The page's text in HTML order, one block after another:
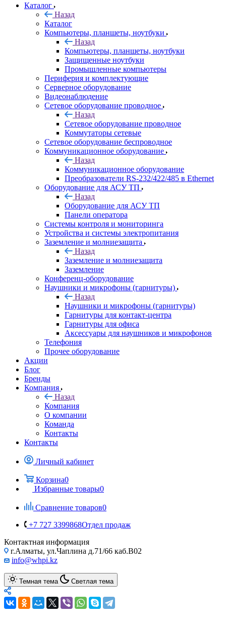
Каталог
Назад
Каталог
Компьютеры, планшеты, ноутбуки
Назад
Компьютеры, планшеты, ноутбуки
Защищенные ноутбуки
Промышленные компьютеры
Периферия и комплектующие
Серверное оборудование
Видеонаблюдение
Сетевое оборудование проводное
Назад
Сетевое оборудование проводное
Коммутаторы сетевые
Сетевое оборудование беспроводное
Коммуникационное оборудование
Назад
Коммуникационное оборудование
Преобразователи RS-232/422/485 в Ethernet
Оборудование для АСУ ТП
Назад
Оборудование для АСУ ТП
Панели оператора
Системы контроля и мониторинга
Устройства и системы электропитания
Заземление и молниезащита
Назад
Заземление и молниезащита
Заземление
Конференц-оборудование
Наушники и микрофоны (гарнитуры)
Назад
Наушники и микрофоны (гарнитуры)
Гарнитуры для контакт-центра
Гарнитуры для офиса
Аксессуары для наушников и микрофонов
Телефония
Прочее оборудование
Акции
Блог
Бренды
Компания
Назад
Компания
О компании
Команда
Контакты
Контакты
Личный кабинет
Корзина0
Избранные товары0
Сравнение товаров0
+7 727 3399868Отдел продаж
Контактная информация
г.Алматы, ул.Чаплина д.71/66 каб.B02
info@whpi.kz
Темная тема Светлая тема